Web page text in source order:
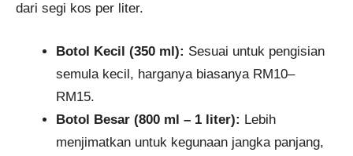
dari segi kos per liter.
Botol Kecil (350 ml): Sesuai untuk pengisian
semula kecil, harganya biasanya RM10–
RM15.
Botol Besar (800 ml – 1 liter): Lebih
menjimatkan untuk kegunaan jangka panjang,